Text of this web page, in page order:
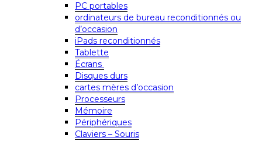
PC portables
ordinateurs de bureau reconditionnés ou
d’occasion
iPads reconditionnés
Tablette
Écrans
Disques durs
cartes mères d’occasion
Processeurs
Mémoire
Périphériques
Claviers – Souris